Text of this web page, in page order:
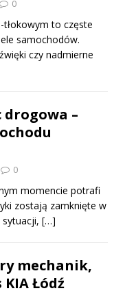
0
tłokowym to częste
samochodów.
czy nadmierne
drogowa –
0
momencie potrafi
zostają zamknięte w
[…]
mechanik,
Łódź